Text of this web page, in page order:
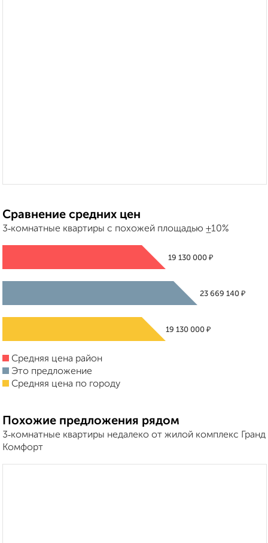
Сравнение средних цен
3‑комнатные квартиры с похожей площадью ±10%
19 130 000₽
23 669 140 ₽
19 130 000₽
Средняя цена район
Это предложение
Средняя цена по городу
Похожие предложения рядом
3‑комнатные квартиры недалеко от жилой комплекс Гранд
Комфорт